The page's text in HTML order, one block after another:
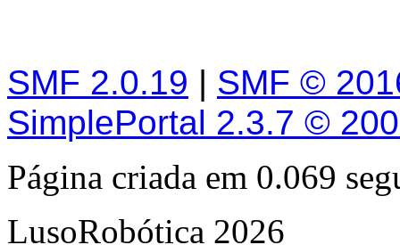
SMF 2.0.19 | SMF ©
SimplePortal 2.3.7 ©
Página criada em 0.069
LusoRobótica 2026